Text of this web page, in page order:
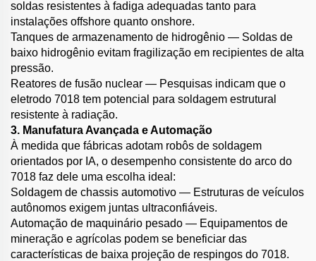
soldas resistentes à fadiga adequadas tanto para
instalações offshore quanto onshore.
Tanques de armazenamento de hidrogênio — Soldas de
baixo hidrogênio evitam fragilização em recipientes de alta
pressão.
Reatores de fusão nuclear — Pesquisas indicam que o
eletrodo 7018 tem potencial para soldagem estrutural
resistente à radiação.
3. Manufatura Avançada e Automação
À medida que fábricas adotam robôs de soldagem
orientados por IA, o desempenho consistente do arco do
7018 faz dele uma escolha ideal:
Soldagem de chassis automotivo — Estruturas de veículos
autônomos exigem juntas ultraconfiáveis.
Automação de maquinário pesado — Equipamentos de
mineração e agrícolas podem se beneficiar das
características de baixa projeção de respingos do 7018.